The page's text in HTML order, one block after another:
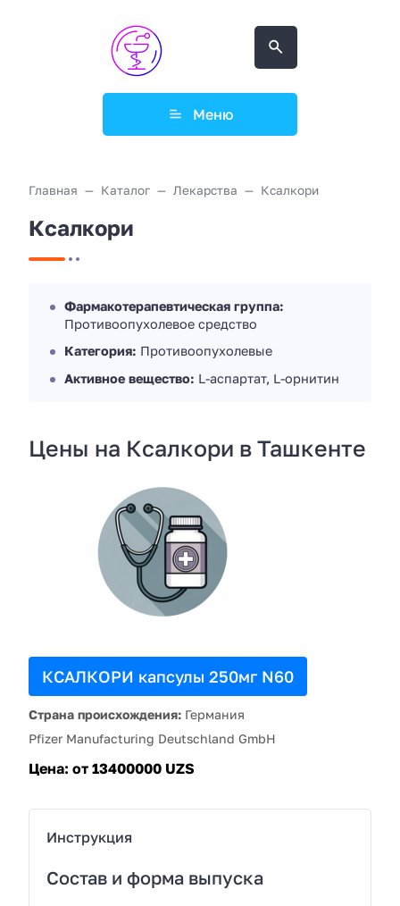
Меню
Главная Каталог Лекарства Ксалкори
Ксалкори
Фармакотерапевтическая группа:
Противоопухолевое средство
Категория: Противоопухолевые
Активное вещество: L-аспартат, L-орнитин
Цены на Ксалкори в Ташкенте
КСАЛКОРИ капсулы 250мг N60
Страна происхождения: Германия
Pfizer Manufacturing Deutschland GmbH
Цена: от 13400000 UZS
Инструкция
Состав и форма выпуска